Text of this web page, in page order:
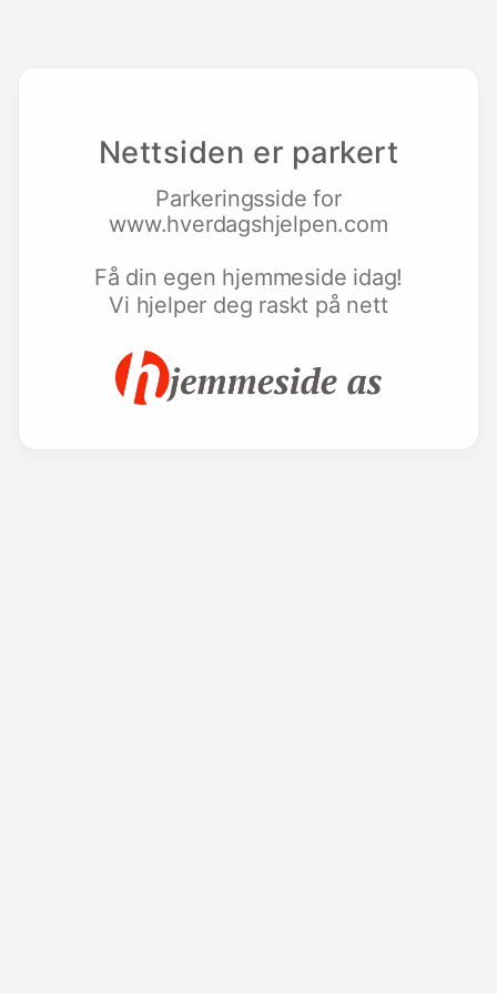
Nettsiden er parkert
Parkeringsside for
www.hverdagshjelpen.com
Få din egen hjemmeside idag!
Vi hjelper deg raskt på nett